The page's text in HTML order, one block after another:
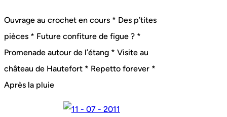
Ouvrage au crochet en cours * Des p’tites
pièces * Future confiture de figue ? *
Promenade autour de l’étang * Visite au
château de Hautefort * Repetto forever *
Après la pluie